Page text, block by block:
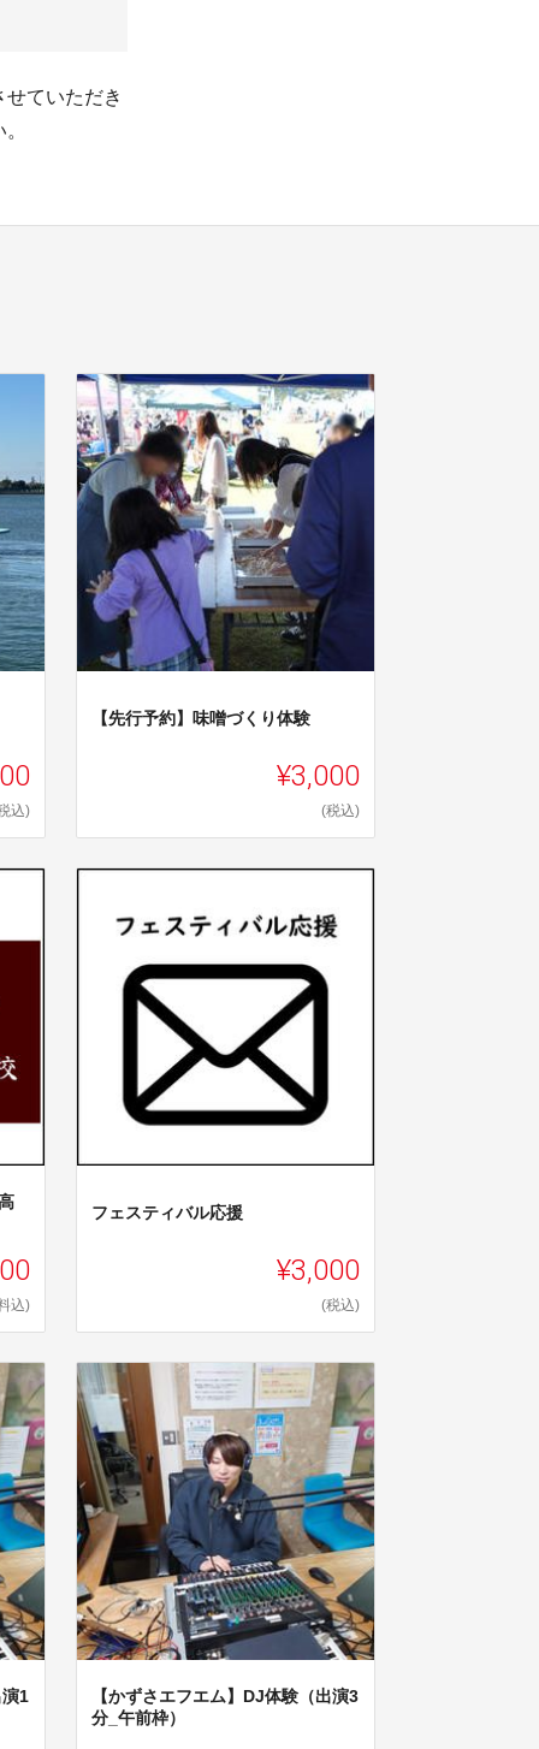
ていただき
込)
【先行予約】味噌づくり体験
¥3,000
(税込)
込)
フェスティバル応援
¥3,000
(税込)
1
【かずさエフエム】DJ体験（出演3
分_午前枠）